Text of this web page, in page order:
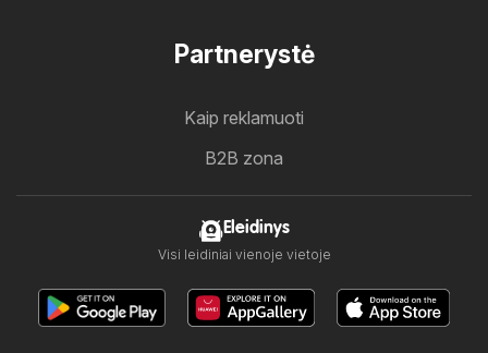
Partnerystė
Kaip reklamuoti
B2B zona
Eleidinys
Visi leidiniai vienoje vietoje